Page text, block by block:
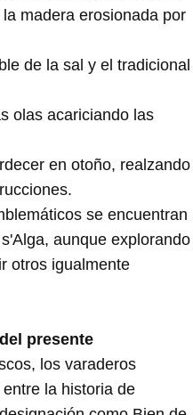
madera erosionada por
de la sal y el tradicional
olas acariciando las
en otoño, realzando
se encuentran
aunque explorando
otros igualmente
presente
los varaderos
la historia de